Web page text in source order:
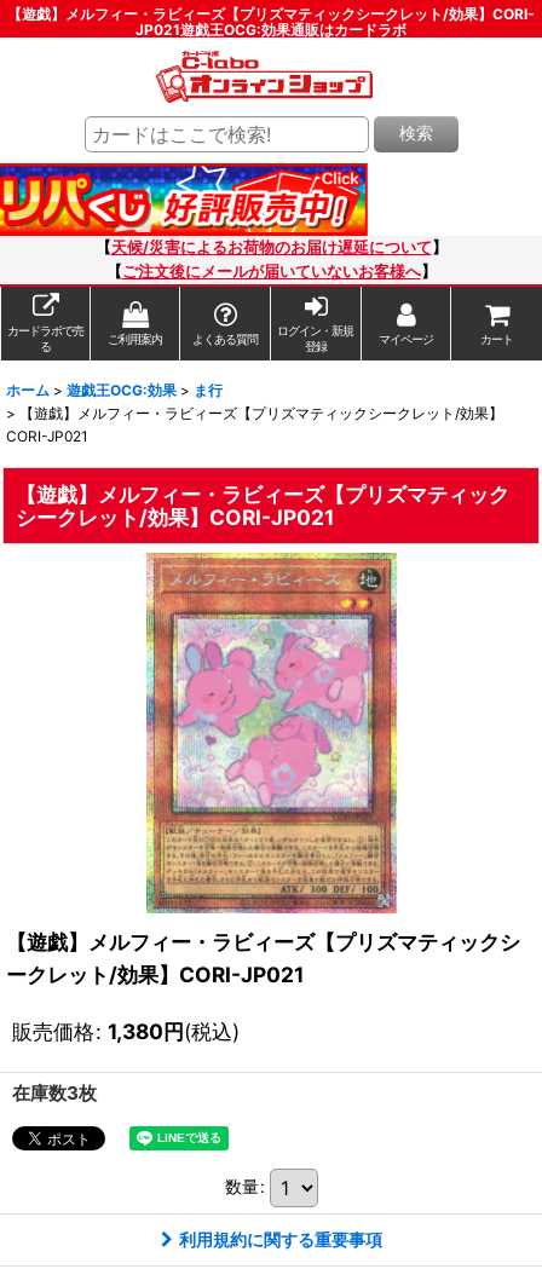
【遊戯】メルフィー・ラビィーズ【プリズマティックシークレット/効果】CORI-
JP021遊戯王OCG:効果通販はカードラボ
検索
【天候/災害によるお荷物のお届け遅延について 】
【ご注文後にメールが届いていないお客様へ】
カードラボで売
る
ご利用案内 よくある質問
ログイン・新規
登録
マイページ カート
ホーム > 遊戯王OCG:効果 > ま行
>
【遊戯】メルフィー・ラビィーズ【プリズマティックシークレット/効果】
CORI-JP021
【遊戯】メルフィー・ラビィーズ【プリズマティック
シークレット/効果】CORI-JP021
【遊戯】メルフィー・ラビィーズ【プリズマティックシ
ークレット/効果】CORI-JP021
販売価格: 1,380円(税込)
在庫数3枚
数量:
利用規約に関する重要事項